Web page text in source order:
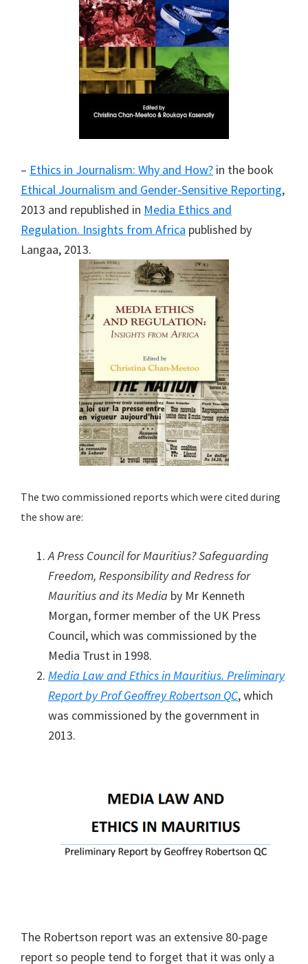
– Ethics in Journalism: Why and How? in the book
Ethical Journalism and Gender-Sensitive Reporting,
2013 and republished in Media Ethics and
Regulation. Insights from Africa published by
Langaa, 2013.
The two commissioned reports which were cited during
the show are:
A Press Council for Mauritius? Safeguarding
Freedom, Responsibility and Redress for
Mauritius and its Media by Mr Kenneth
Morgan, former member of the UK Press
Council, which was commissioned by the
Media Trust in 1998.
Media Law and Ethics in Mauritius. Preliminary
Report by Prof Geoffrey Robertson QC, which
was commissioned by the government in
2013.
The Robertson report was an extensive 80-page
report so people tend to forget that it was only a